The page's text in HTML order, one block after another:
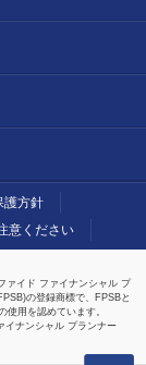
護方針
意ください
ァイド ファイナンシャル プ
の登録商標で、FPSBと
用を認めています。
ナンシャル プランナー